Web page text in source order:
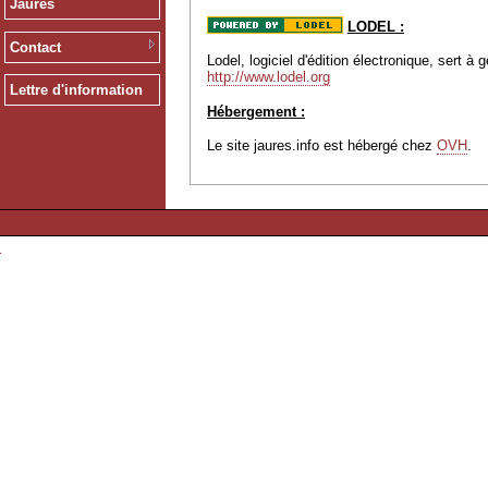
Jaurès
Contact
Lettre d'information
LODEL :
Lodel, logiciel d'édition électronique, sert à
http://www.lodel.org
Hébergement :
Le site jaures.info est hébergé chez OVH